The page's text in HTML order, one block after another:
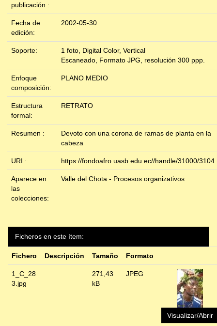
publicación :
Fecha de
edición:
2002-05-30
Soporte:
1 foto, Digital Color, Vertical
Escaneado, Formato JPG, resolución 300 ppp.
Enfoque
composición:
PLANO MEDIO
Estructura
formal:
RETRATO
Resumen :
Devoto con una corona de ramas de planta en la
cabeza
URI : https://fondoafro.uasb.edu.ec//handle/31000/3104
Aparece en
las
colecciones:
Valle del Chota - Procesos organizativos
Ficheros en este ítem:
Fichero Descripción Tamaño Formato
1_C_28
3.jpg
271,43
kB
JPEG
Visualizar/Abrir